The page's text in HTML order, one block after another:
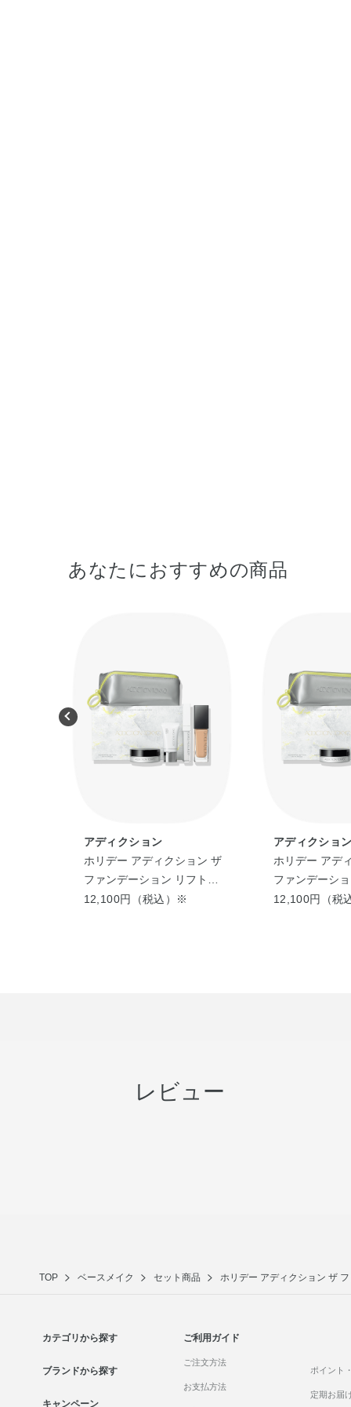
あなたにおすすめの商品
アディクション
ホリデー アディクション ザ
ファンデーション リフトグ
ロウ キット
12,100円（税込）※
アディクション
ホリデー アデ
ファンデーショ
ロウ キット
12,100円（税
レビュー
TOP ベースメイク セット商品 ホリデー アディクション ザ
カテゴリから探す
ブランドから探す
キャンペーン
ご利用ガイド
ご注文方法
お支払方法
ポイント
定期お届